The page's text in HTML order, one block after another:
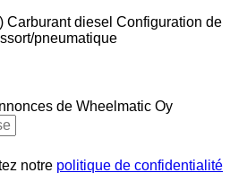
Carburant diesel Configuration de
pneumatique
de Wheelmatic Oy
notre politique de confidentialité